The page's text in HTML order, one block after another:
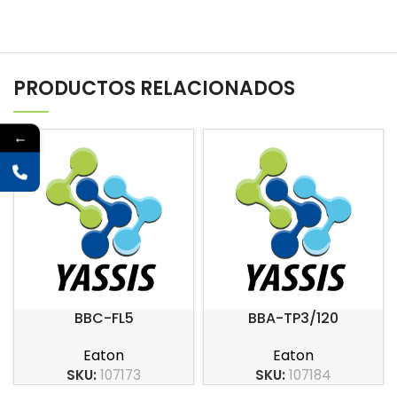
PRODUCTOS RELACIONADOS
BBC-FL5
Eaton
SKU:107173
BBA-TP3/120
Eaton
SKU:107184
←